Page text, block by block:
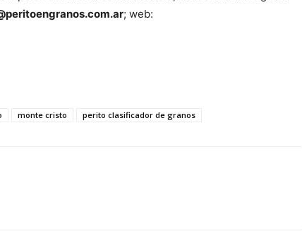
; web:
monte cristo perito clasificador de granos